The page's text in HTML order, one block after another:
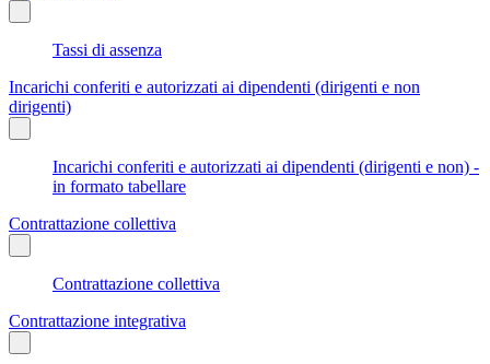
Tassi di assenza
Incarichi conferiti e autorizzati ai dipendenti (dirigenti e non
dirigenti)
Incarichi conferiti e autorizzati ai dipendenti (dirigenti e non) -
in formato tabellare
Contrattazione collettiva
Contrattazione collettiva
Contrattazione integrativa